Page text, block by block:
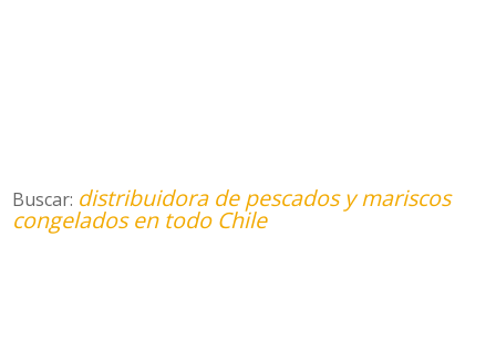
Buscar: distribuidora de pescados y mariscos
congelados en todo Chile